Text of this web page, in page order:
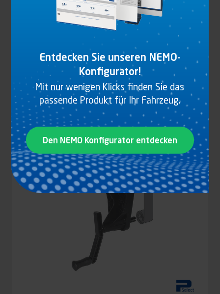
GURTWINDE FÜR GURTBREITE 100 MM,
STAHL, LACKIERT, REISSFESTIGKEIT : 8 T
Entdecken Sie unseren NEMO-
Konfigurator!
Mit nur wenigen Klicks finden Sie das
passende Produkt für Ihr Fahrzeug.
Den NEMO Konfigurator entdecken